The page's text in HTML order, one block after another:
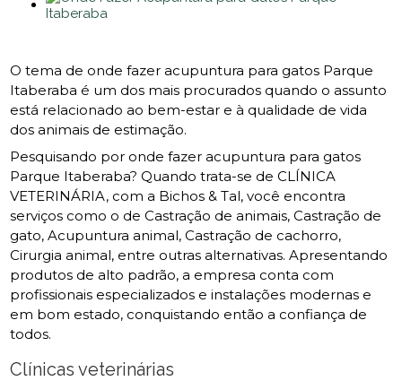
O tema de onde fazer acupuntura para gatos Parque
Itaberaba é um dos mais procurados quando o assunto
está relacionado ao bem-estar e à qualidade de vida
dos animais de estimação.
Pesquisando por onde fazer acupuntura para gatos
Parque Itaberaba? Quando trata-se de CLÍNICA
VETERINÁRIA, com a Bichos & Tal, você encontra
serviços como o de Castração de animais, Castração de
gato, Acupuntura animal, Castração de cachorro,
Cirurgia animal, entre outras alternativas. Apresentando
produtos de alto padrão, a empresa conta com
profissionais especializados e instalações modernas e
em bom estado, conquistando então a confiança de
todos.
Clínicas veterinárias